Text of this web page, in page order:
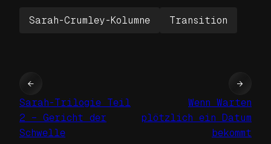
Sarah-Crumley-Kolumne Transition
←
Sarah-Trilogie Teil
2 – Gericht der
Schwelle
Wenn Warten
plötzlich ein Datum
bekommt
→